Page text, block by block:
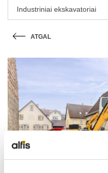
NAUDOTA
Industriniai ekskavatoriai
ATGAL